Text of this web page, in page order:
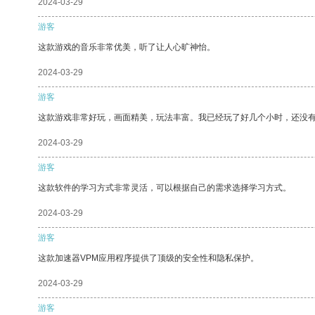
2024-03-29
游客
这款游戏的音乐非常优美，听了让人心旷神怡。
2024-03-29
游客
这款游戏非常好玩，画面精美，玩法丰富。我已经玩了好几个小时，还没
2024-03-29
游客
这款软件的学习方式非常灵活，可以根据自己的需求选择学习方式。
2024-03-29
游客
这款加速器VPM应用程序提供了顶级的安全性和隐私保护。
2024-03-29
游客